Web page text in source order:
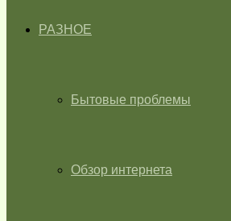
РАЗНОЕ
Бытовые проблемы
Обзор интернета